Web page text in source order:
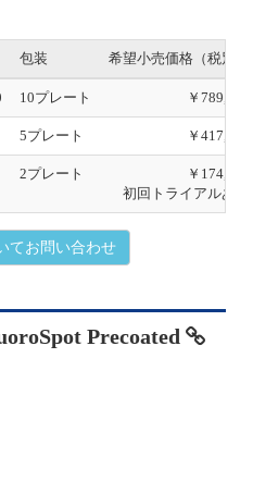
包装 希望小売価格（税別）
10プレート ￥789,000
5プレート ￥417,000
2プレート
￥174,000
初回トライアルあり
てお問い合わせ
Precoated